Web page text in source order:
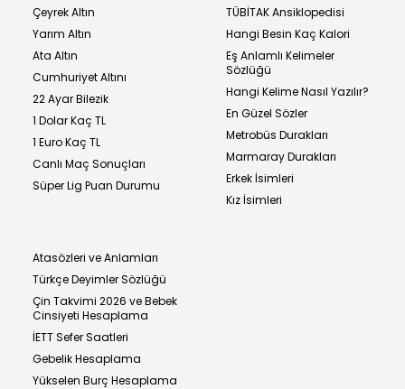
Çeyrek Altın
Yarım Altın
Ata Altın
Cumhuriyet Altını
22 Ayar Bilezik
1 Dolar Kaç TL
1 Euro Kaç TL
Canlı Maç Sonuçları
Süper Lig Puan Durumu
TÜBİTAK Ansiklopedisi
Hangi Besin Kaç Kalori
Eş Anlamlı Kelimeler
Sözlüğü
Hangi Kelime Nasıl Yazılır?
En Güzel Sözler
Metrobüs Durakları
Marmaray Durakları
Erkek İsimleri
Kız İsimleri
Atasözleri ve Anlamları
Türkçe Deyimler Sözlüğü
Çin Takvimi 2026 ve Bebek
Cinsiyeti Hesaplama
İETT Sefer Saatleri
Gebelik Hesaplama
Yükselen Burç Hesaplama